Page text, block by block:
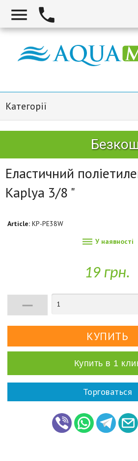
 
Категорії
Еластичний
Kaplya 3/8 "
Article: KP-PE38W
 У наявності
19 грн.

Купить в 1
Торговаться